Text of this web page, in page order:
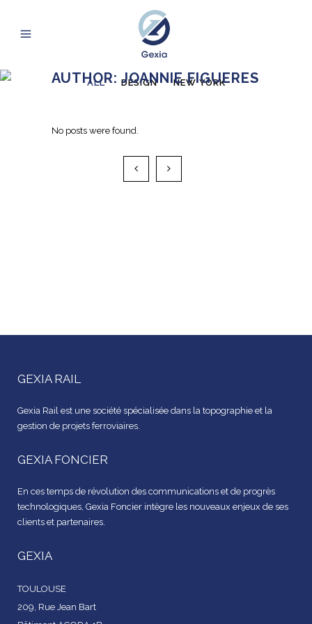
AUTHOR: JOANNIE FIGUERES
ALL DESIGN NEW YORK
No posts were found.
GEXIA RAIL
Gexia Rail est une société spécialisée dans la topographie et la
gestion de projets ferroviaires.
GEXIA FONCIER
En ces temps de révolution des communications et de progrès
technologiques, Gexia Foncier intègre les nouveaux enjeux de ses
clients et partenaires.
GEXIA
TOULOUSE
209, Rue Jean Bart